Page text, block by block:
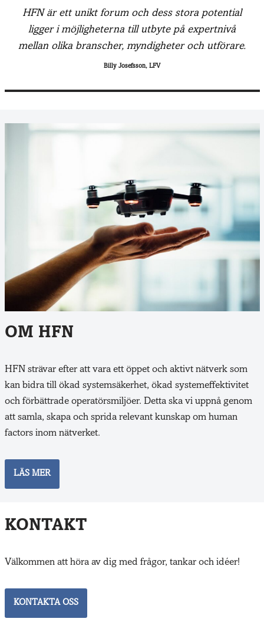
HFN är ett unikt forum och dess stora potential
ligger i möjligheterna till utbyte på expertnivå
mellan olika branscher, myndigheter och utförare.
Billy Josefsson, LFV
OM HFN
HFN strävar efter att vara ett öppet och aktivt nätverk som
kan bidra till ökad systemsäkerhet, ökad systemeffektivitet
och förbättrade operatörsmiljöer. Detta ska vi uppnå genom
att samla, skapa och sprida relevant kunskap om human
factors inom nätverket.
LÄS MER
KONTAKT
Välkommen att höra av dig med frågor, tankar och idéer!
KONTAKTA OSS